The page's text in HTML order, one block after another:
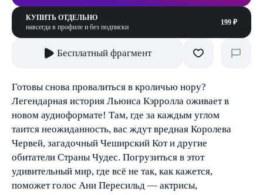
КУПИТЬ ОТДЕЛЬНО
навсегда в профиле и без подписки
199 ₽
Бесплатный фрагмент
Готовы снова провалиться в кроличью нору?
Легендарная история Льюиса Кэрролла оживает в
новом аудиоформате! Там, где за каждым углом
таится неожиданность, вас ждут вредная Королева
Червей, загадочный Чеширский Кот и другие
обитатели Страны Чудес. Погрузиться в этот
удивительный мир, где всё не так, как кажется,
поможет голос Ани Пересильд — актрисы,